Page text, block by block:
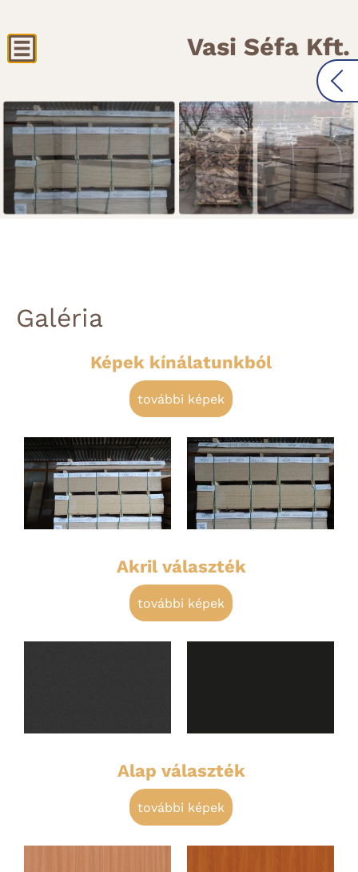
Vasi Séfa Kft.
Galéria
Képek kínálatunkból
további képek
Akril választék
további képek
Alap választék
további képek